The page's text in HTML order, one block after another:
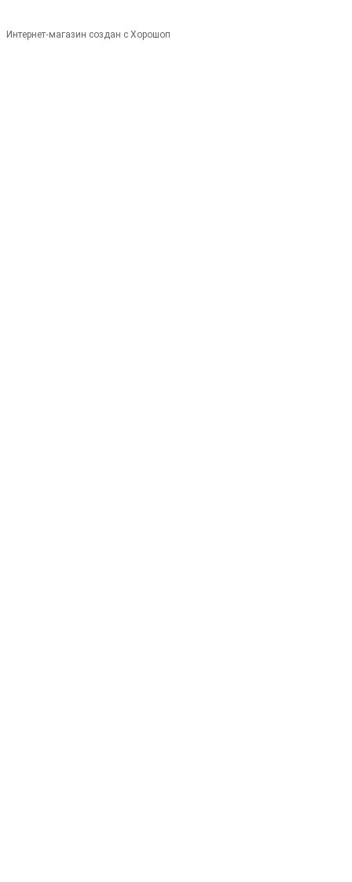
Интернет-магазин создан с Хорошоп